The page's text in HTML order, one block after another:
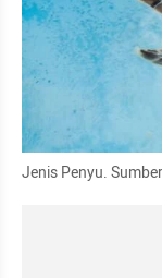
Jenis Penyu.